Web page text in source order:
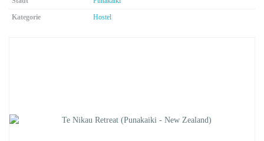
Kategorie
Hostel